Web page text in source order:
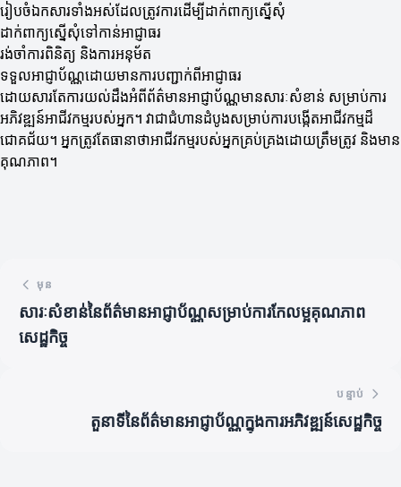
រៀបចំឯកសារទាំងអស់ដែលត្រូវការដើម្បីដាក់ពាក្យស្នើសុំ
ដាក់ពាក្យស្នើសុំទៅកាន់អាជ្ញាធរ
រង់ចាំការពិនិត្យ និងការអនុម័ត
ទទួលអាជ្ញាប័ណ្ណដោយមានការបញ្ជាក់ពីអាជ្ញាធរ
ដោយសារតែការយល់ដឹងអំពីព័ត៌មានអាជ្ញាប័ណ្ណមានសារៈសំខាន់ សម្រាប់ការ
អភិវឌ្ឍន៍អាជីវកម្មរបស់អ្នក។ វាជាជំហានដំបូងសម្រាប់ការបង្កើតអាជីវកម្មដ៏
ជោគជ័យ។ អ្នកត្រូវតែធានាថាអាជីវកម្មរបស់អ្នកគ្រប់គ្រងដោយត្រឹមត្រូវ និងមាន
គុណភាព។
មុន
សារៈសំខាន់នៃព័ត៌មានអាជ្ញាប័ណ្ណសម្រាប់ការកែលម្អគុណភាព
សេដ្ឋកិច្ច
បន្ទាប់
តួនាទីនៃព័ត៌មានអាជ្ញាប័ណ្ណក្នុងការអភិវឌ្ឍន៍សេដ្ឋកិច្ច